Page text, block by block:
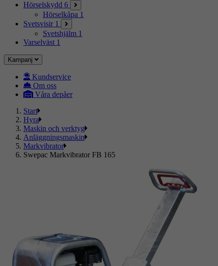
Hörselskydd 6
Hörselkåpa 1
Svetsvisir 1
Svetshjälm 1
Varselväst 1
Kampanj
Kundservice
Om oss
Våra depåer
Start
Hyra
Maskin och verktyg
Anläggningsmaskin
Markvibrator
Swepac Markvibrator FB 165